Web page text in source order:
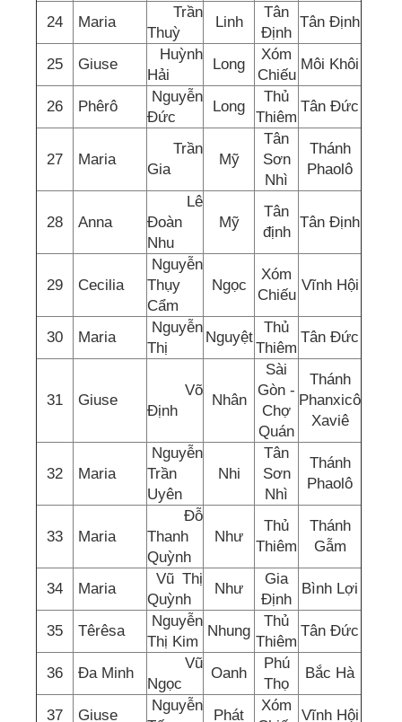
24 Maria
Trần
Thuỳ
Linh
Tân
Định
Tân Định
25 Giuse
Huỳnh
Hải
Long
Xóm
Chiếu
Môi Khôi
26 Phêrô
Nguyễn
Đức
Long
Thủ
Thiêm
Tân Đức
27 Maria
Trần
Gia
Mỹ
Tân
Sơn
Nhì
Thánh
Phaolô
28 Anna
Lê
Đoàn
Nhu
Mỹ
Tân
định
Tân Định
29 Cecilia
Nguyễn
Thụy
Cẩm
Ngọc
Xóm
Chiếu
Vĩnh Hội
30 Maria
Nguyễn
Thị
Nguyệt
Thủ
Thiêm
Tân Đức
31 Giuse
Võ
Định
Nhân
Sài
Gòn -
Chợ
Quán
Thánh
Phanxicô
Xaviê
32 Maria
Nguyễn
Trần
Uyên
Nhi
Tân
Sơn
Nhì
Thánh
Phaolô
33 Maria
Đỗ
Thanh
Quỳnh
Như
Thủ
Thiêm
Thánh
Gẫm
34 Maria
Vũ Thị
Quỳnh
Như
Gia
Định
Bình Lợi
35 Têrêsa
Nguyễn
Thị Kim
Nhung
Thủ
Thiêm
Tân Đức
36 Đa Minh
Vũ
Ngọc
Oanh
Phú
Thọ
Bắc Hà
37 Giuse
Nguyễn
Phát
Xóm
Vĩnh Hội